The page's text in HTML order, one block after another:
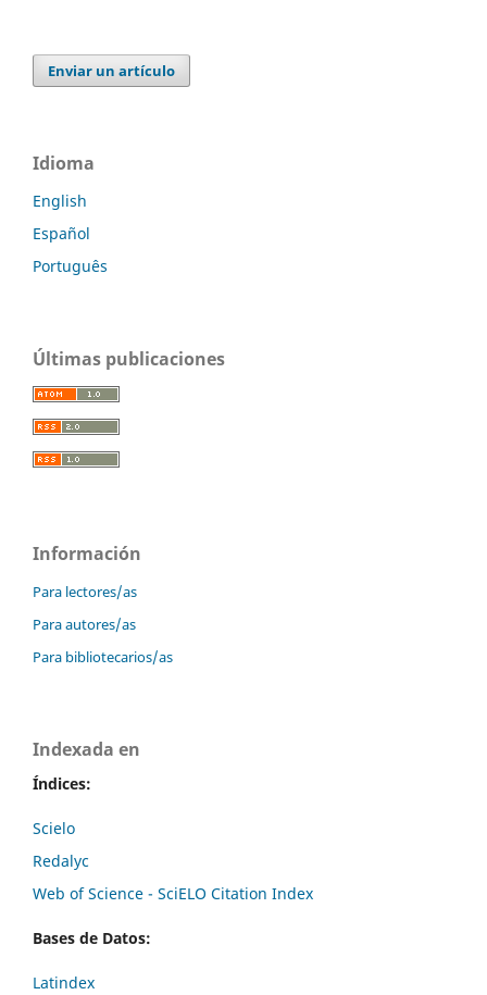
Enviar un artículo
Idioma
English
Español
Português
Últimas publicaciones
Información
Para lectores/as
Para autores/as
Para bibliotecarios/as
Indexada en
Índices:
Scielo
Redalyc
Web of Science - SciELO Citation Index
Bases de Datos:
Latindex